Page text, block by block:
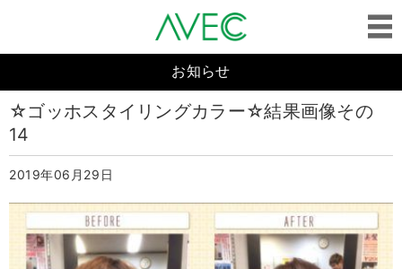
お知らせ
☆ゴッホスタイリングカラー☆結果画像その
14
2019年06月29日